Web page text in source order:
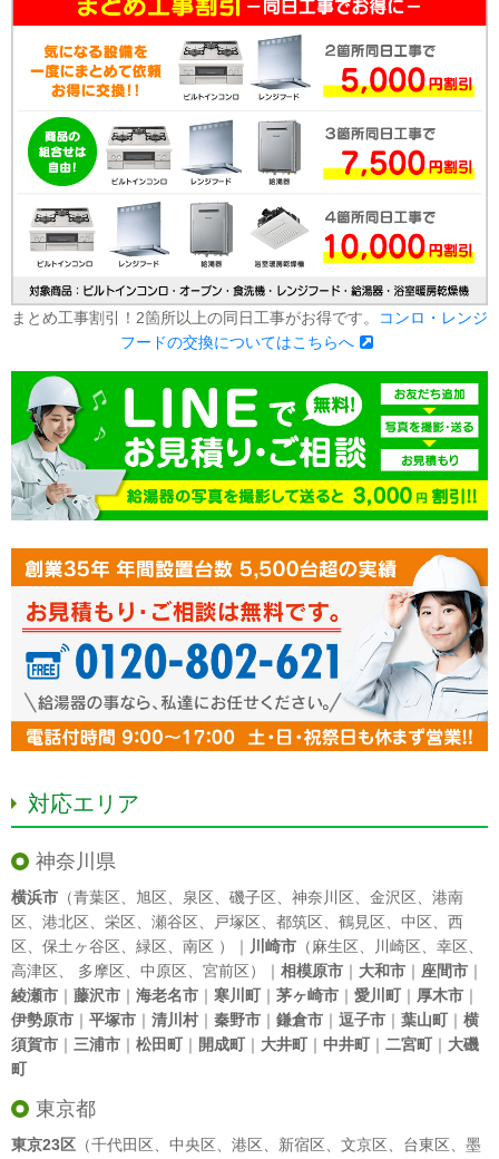
まとめ工事割引！2箇所以上の同日工事がお得です。
コンロ・レンジ
フードの交換についてはこちらへ
対応エリア
神奈川県
横浜市 （青葉区 旭区 泉区 磯子区 神奈川区 金沢区
港南
区
港北区 栄区 瀬谷区 戸塚区 都筑区 鶴見区 中区
西
区
保土ヶ谷区 緑区 南区 ）｜ 川崎市 （麻生区 川崎区 幸区
高津区
多摩区 中原区 宮前区）｜ 相模原市 ｜ 大和市 ｜ 座間市 ｜
綾瀬市 ｜ 藤沢市 ｜ 海老名市 ｜ 寒川町｜ 茅ヶ崎市 ｜ 愛川町｜ 厚木市 ｜
伊勢原市 ｜ 平塚市 ｜ 清川村｜ 秦野市 ｜ 鎌倉市 ｜ 逗子市 ｜ 葉山町｜ 横
須賀市 ｜ 三浦市 ｜ 松田町｜ 開成町｜ 大井町｜ 中井町｜ 二宮町｜ 大磯
町
東京都
東京23区 （千代田区 中央区 港区 新宿区 文京区 台東区
墨